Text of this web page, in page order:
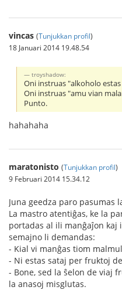
vincas (Tunjukkan profil)
18 Januari 2014 19.48.54
troyshadow:
Oni instruas "alkoholo
Oni instruas "amu vian
Punto.
hahahaha
maratonisto (Tunjukkan profil)
9 Februari 2014 15.34.12
Juna geedza paro pasumas
La mastro atentiĝas, ke la
portadas al ili manĝaĵon kaj
semajno li demandas:
- Kial vi manĝas tiom
- Ni estas sataj per fruktoj
- Bone, sed la ŝelon de viaj
la anasoj misglutas.